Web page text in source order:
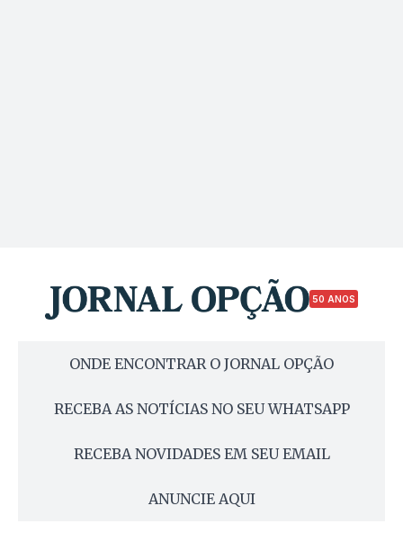
50 ANOS
ONDE ENCONTRAR O JORNAL OPÇÃO
RECEBA AS NOTÍCIAS NO SEU WHATSAPP
RECEBA NOVIDADES EM SEU EMAIL
ANUNCIE AQUI